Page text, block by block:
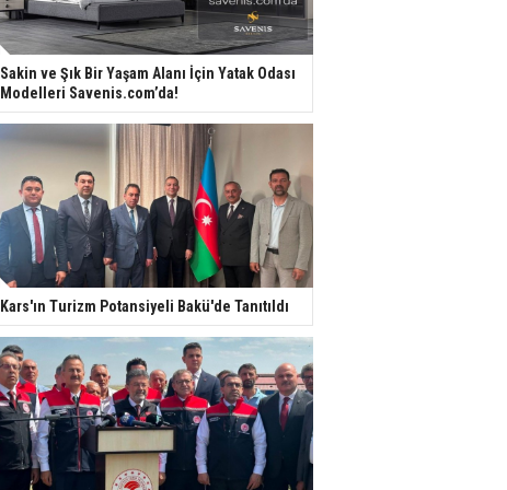
Sakin ve Şık Bir Yaşam Alanı İçin Yatak Odası
Modelleri Savenis.com’da!
Kars'ın Turizm Potansiyeli Bakü'de Tanıtıldı